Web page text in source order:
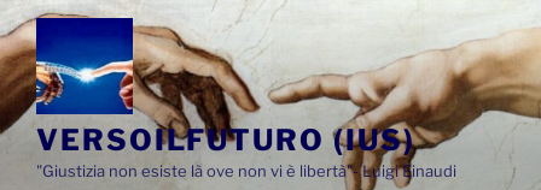
Salta
al
contenuto
VERSOILFUTURO (IUS)
"Giustizia non esiste là ove non vi è libertà"- Luigi Einaudi